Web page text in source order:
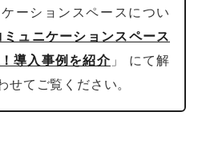
ーションスペースについ
ミュニケーションスペース
導入事例を紹介 」 にて解
てご覧ください。